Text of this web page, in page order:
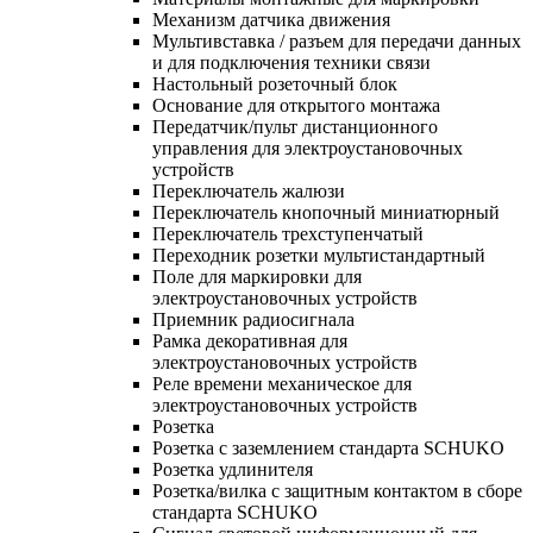
Механизм датчика движения
Мультивставка / разъем для передачи данных
и для подключения техники связи
Настольный розеточный блок
Основание для открытого монтажа
Передатчик/пульт дистанционного
управления для электроустановочных
устройств
Переключатель жалюзи
Переключатель кнопочный миниатюрный
Переключатель трехступенчатый
Переходник розетки мультистандартный
Поле для маркировки для
электроустановочных устройств
Приемник радиосигнала
Рамка декоративная для
электроустановочных устройств
Реле времени механическое для
электроустановочных устройств
Розетка
Розетка с заземлением стандарта SCHUKO
Розетка удлинителя
Розетка/вилка с защитным контактом в сборе
стандарта SCHUKO